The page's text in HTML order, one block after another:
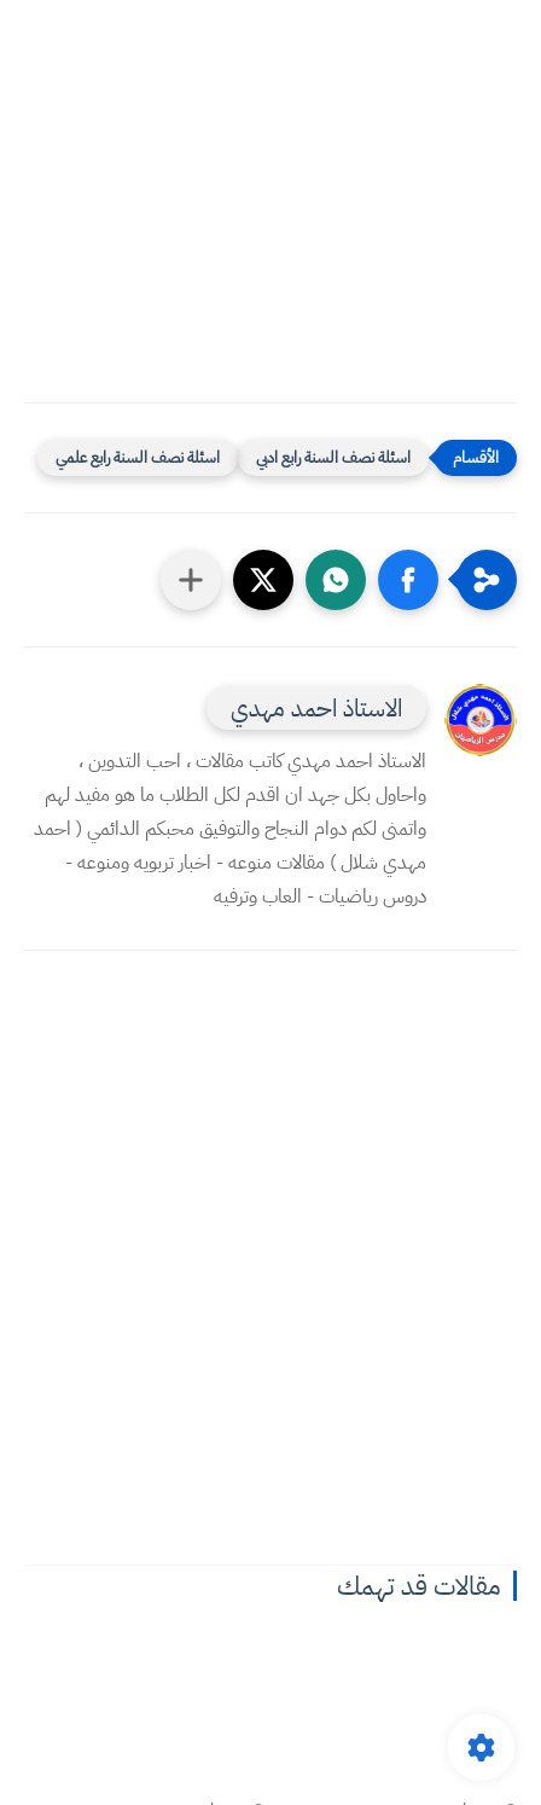
اسئلة نصف السنة رابع ادبي اسئلة نصف السنة رابع علمي
الاستاذ احمد مهدي
الاستاذ احمد مهدي كاتب مقالات ، احب التدوين ،
واحاول بكل جهد ان اقدم لكل الطلاب ما هو مفيد لهم
واتمنى لكم دوام النجاح والتوفيق محبكم الدائمي ( احمد
مهدي شلال ) مقالات منوعه - اخبار تربويه ومنوعه -
دروس رياضيات - العاب وترفيه
مقالات قد تهمك